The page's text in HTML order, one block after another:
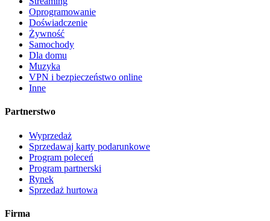
Oprogramowanie
Doświadczenie
Żywność
Samochody
Dla domu
Muzyka
VPN i bezpieczeństwo online
Inne
Partnerstwo
Wyprzedaż
Sprzedawaj karty podarunkowe
Program poleceń
Program partnerski
Rynek
Sprzedaż hurtowa
Firma